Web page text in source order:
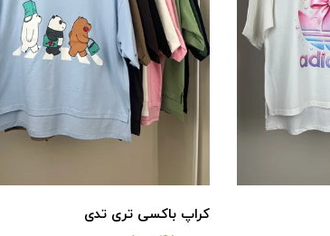
کراپ باکسی تری تدی